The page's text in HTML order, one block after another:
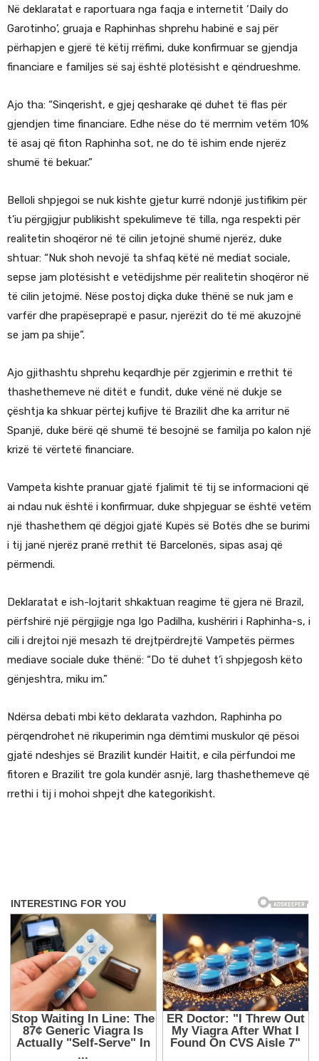
Në deklaratat e raportuara nga faqja e internetit ‘Daily do
Garotinho’, gruaja e Raphinhas shprehu habinë e saj për
përhapjen e gjerë të këtij rrëfimi, duke konfirmuar se gjendja
financiare e familjes së saj është plotësisht e qëndrueshme.
Ajo tha: “Sinqerisht, e gjej qesharake që duhet të flas për
gjendjen time financiare. Edhe nëse do të merrnim vetëm 10%
të asaj që fiton Raphinha sot, ne do të ishim ende njerëz
shumë të bekuar.”
Belloli shpjegoi se nuk kishte gjetur kurrë ndonjë justifikim për
t’iu përgjigjur publikisht spekulimeve të tilla, nga respekti për
realitetin shoqëror në të cilin jetojnë shumë njerëz, duke
shtuar: “Nuk shoh nevojë ta shfaq këtë në mediat sociale,
sepse jam plotësisht e vetëdijshme për realitetin shoqëror në
të cilin jetojmë. Nëse postoj diçka duke thënë se nuk jam e
varfër dhe prapëseprapë e pasur, njerëzit do të më akuzojnë
se jam pa shije”.
Ajo gjithashtu shprehu keqardhje për zgjerimin e rrethit të
thashethemeve në ditët e fundit, duke vënë në dukje se
çështja ka shkuar përtej kufijve të Brazilit dhe ka arritur në
Spanjë, duke bërë që shumë të besojnë se familja po kalon një
krizë të vërtetë financiare.
Vampeta kishte pranuar gjatë fjalimit të tij se informacioni që
ai ndau nuk është i konfirmuar, duke shpjeguar se është vetëm
një thashethem që dëgjoi gjatë Kupës së Botës dhe se burimi
i tij janë njerëz pranë rrethit të Barcelonës, sipas asaj që
përmendi.
Deklaratat e ish-lojtarit shkaktuan reagime të gjera në Brazil,
përfshirë një përgjigje nga Igo Padilha, kushëriri i Raphinha-s, i
cili i drejtoi një mesazh të drejtpërdrejtë Vampetës përmes
mediave sociale duke thënë: “Do të duhet t’i shpjegosh këto
gënjeshtra, miku im.”
Ndërsa debati mbi këto deklarata vazhdon, Raphinha po
përqendrohet në rikuperimin nga dëmtimi muskulor që pësoi
gjatë ndeshjes së Brazilit kundër Haitit, e cila përfundoi me
fitoren e Brazilit tre gola kundër asnjë, larg thashethemeve që
rrethi i tij i mohoi shpejt dhe kategorikisht.